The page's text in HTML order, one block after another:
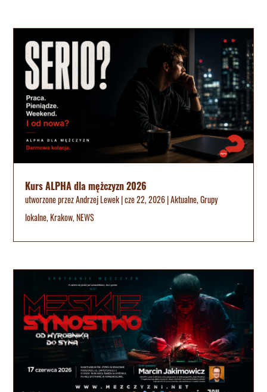
Kurs ALPHA dla mężczyzn 2026
utworzone przezAndrzej Lewek|cze 22, 2026|Aktualne,Grupy
lokalne,Krakow,NEWS